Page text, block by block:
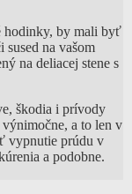
hodinky, by mali byť
sused na vašom
na deliacej stene s
škodia i prívody
a to len v
vypnutie prúdu v
a podobne.